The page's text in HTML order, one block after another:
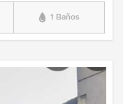
1 Baños